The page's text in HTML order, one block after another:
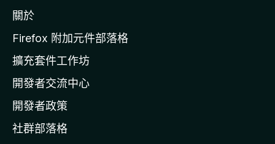
i
l
a
官
網
關於
Firefox 附加元件部落格
擴充套件工作坊
開發者交流中心
開發者政策
社群部落格